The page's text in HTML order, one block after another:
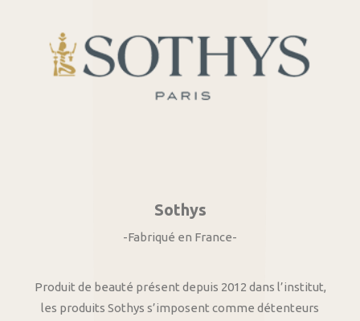
Sothys
-Fabriqué en France-
Produit de beauté présent depuis 2012 dans l’institut,
les produits Sothys s’imposent comme détenteurs